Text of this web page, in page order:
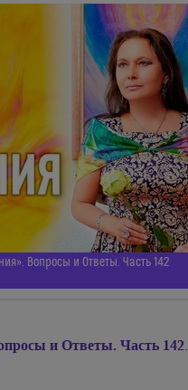
Вопросы и Ответы. Часть 142
и Ответы. Часть 142.